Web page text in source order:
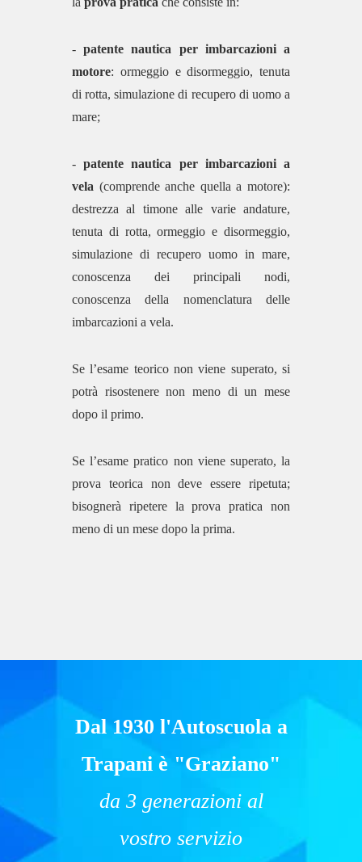
-patente nautica per imbarcazioni a
motore: ormeggio e disormeggio, tenuta
di rotta, simulazione di recupero di uomo a
mare;
-patente nautica per imbarcazioni a
vela (comprende anche quella a motore):
destrezza al timone alle varie andature,
tenuta di rotta, ormeggio e disormeggio,
simulazione di recupero uomo in mare,
conoscenza dei principali nodi,
conoscenza della nomenclatura delle
imbarcazioni a vela.
Se l’esame teorico non viene superato, si
potrà risostenere non meno di un mese
dopo il primo.
Se l’esame pratico non viene superato, la
prova teorica non deve essere ripetuta;
bisognerà ripetere la prova pratica non
meno di un mese dopo la prima.
Dal 1930 l'Autoscuola a
Trapani è "Graziano"
da 3 generazioni al
vostro servizio